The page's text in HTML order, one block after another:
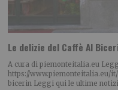
Le delizie del Caffè Al
A cura di piemonteitalia.eu
https://www.piemonteitalia.eu/
bicerin Leggi qui le ultime